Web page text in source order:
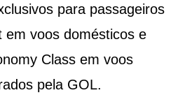
para passageiros
em voos domésticos e
Class em voos
pela GOL.